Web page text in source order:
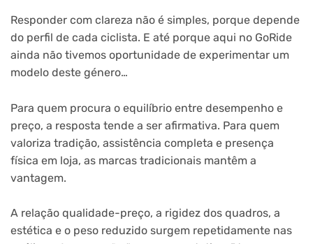
Responder com clareza não é simples, porque depende
do perfil de cada ciclista. E até porque aqui no GoRide
ainda não tivemos oportunidade de experimentar um
modelo deste género…
Para quem procura o equilíbrio entre desempenho e
preço, a resposta tende a ser afirmativa. Para quem
valoriza tradição, assistência completa e presença
física em loja, as marcas tradicionais mantêm a
vantagem.
A relação qualidade-preço, a rigidez dos quadros, a
estética e o peso reduzido surgem repetidamente nas